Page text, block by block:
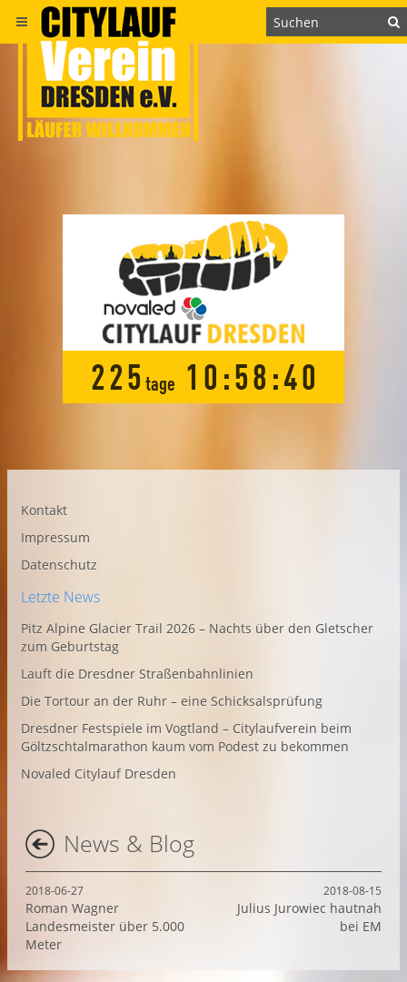
225 tage 1 0 :58 :39
Kontakt
Impressum
Datenschutz
Letzte News
Pitz Alpine Glacier Trail 2026 – Nachts über den Gletscher
zum Geburtstag
Lauft die Dresdner Straßenbahnlinien
Die Tortour an der Ruhr – eine Schicksalsprüfung
Dresdner Festspiele im Vogtland – Citylaufverein beim
Göltzschtalmarathon kaum vom Podest zu bekommen
Novaled Citylauf Dresden
News & Blog
2018-08-15
Julius Jurowiec hautnah
bei EM
2018-06-27
Roman Wagner
Landesmeister über 5.000
Meter